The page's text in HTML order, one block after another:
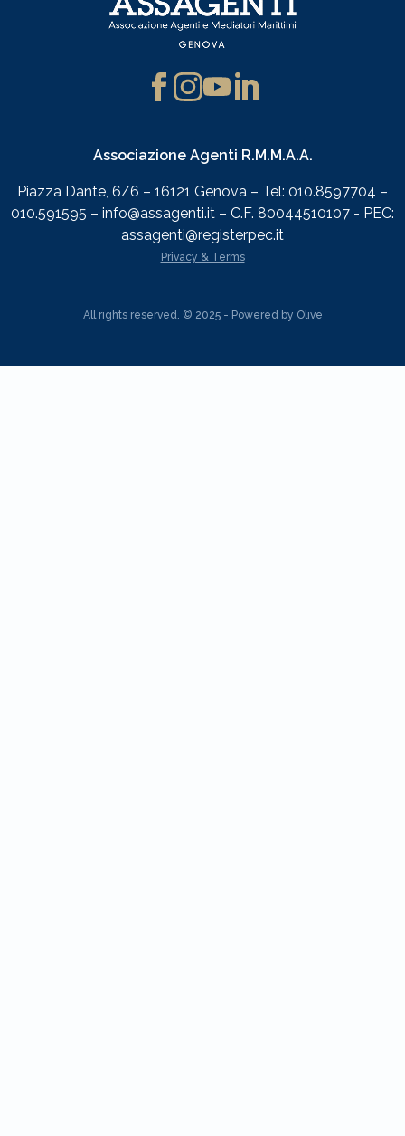
Associazione Agenti R.M.M.A.A.
Piazza Dante, 6/6 – 16121 Genova – Tel: 010.8597704 –
010.591595 – info@assagenti.it – C.F. 80044510107 - PEC:
assagenti@registerpec.it
Privacy & Terms
All rights reserved. © 2025 - Powered by Olive